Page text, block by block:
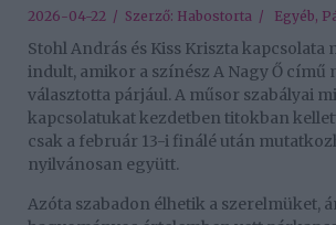
2026-04-22 / Szerző: Habostorta / Egyéb,
Stohl András és Kiss Kriszta kapcsolata
indult, amikor a színész A Nagy Ő című
választotta párjául. A műsor szabályai
kapcsolatukat kezdetben titokban
csak a február 13-i finálé után
nyilvánosan együtt.
Azóta szabadon élhetik a szerelmüket,